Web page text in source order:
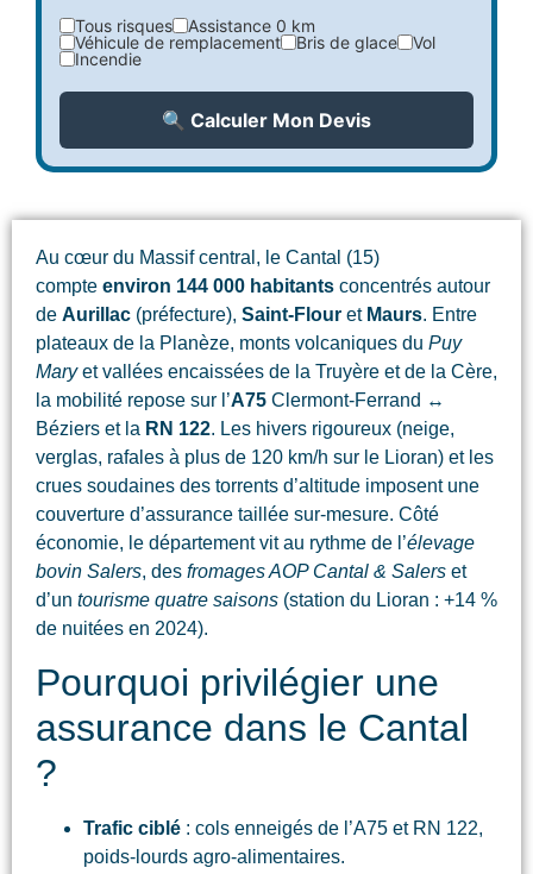
Tous risques
Assistance 0 km
Véhicule de remplacement
Bris de glace
Vol
Incendie
🔍 Calculer Mon Devis
Au cœur du Massif central, le Cantal (15)
compte environ 144 000 habitants concentrés autour
de Aurillac (préfecture), Saint-Flour et Maurs. Entre
plateaux de la Planèze, monts volcaniques du Puy
Maryet vallées encaissées de la Truyère et de la Cère,
la mobilité repose sur l’A75 Clermont-Ferrand ↔
Béziers et la RN 122. Les hivers rigoureux (neige,
verglas, rafales à plus de 120 km/h sur le Lioran) et les
crues soudaines des torrents d’altitude imposent une
couverture d’assurance taillée sur-mesure. Côté
économie, le département vit au rythme de l’élevage
bovin Salers, des fromages AOP Cantal & Salers et
d’un tourisme quatre saisons (station du Lioran : +14 %
de nuitées en 2024).
Pourquoi privilégier une
assurance dans le Cantal
?
Trafic ciblé : cols enneigés de l’A75 et RN 122,
poids-lourds agro-alimentaires.